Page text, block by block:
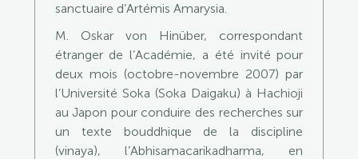
sanctuaire d’Artémis Amarysia.
M. Oskar von Hinüber, correspondant
étranger de l’Académie, a été invité pour
deux mois (octobre-novembre 2007) par
l’Université Soka (Soka Daigaku) à Hachioji
au Japon pour conduire des recherches sur
un texte bouddhique de la discipline
(vinaya), l’Abhisamacarikadharma, en